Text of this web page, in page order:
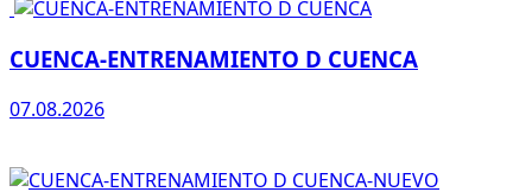
CUENCA-ENTRENAMIENTO D CUENCA
07.08.2026